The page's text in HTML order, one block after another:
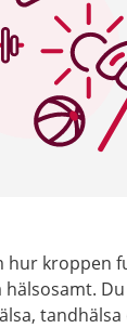
hur kroppen